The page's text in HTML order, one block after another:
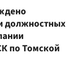
должностных
по Томской